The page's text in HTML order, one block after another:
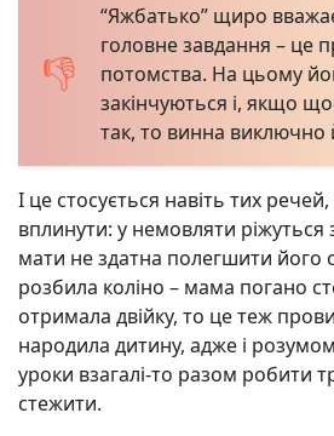
“Яжбатько” щиро
головне завдання – це
потомства. На цьому
закінчуються і, якщо
так, то винна виключно
І це стосується навіть тих
вплинути: у немовляти ріжуться
мати не здатна полегшити його
розбила коліно – мама погано
отримала двійку, то це теж
народила дитину, адже і
уроки взагалі-то разом робити
стежити.